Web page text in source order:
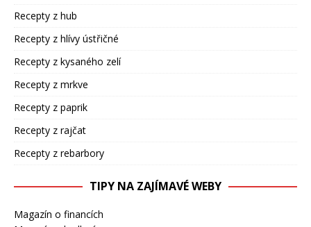
Recepty z hub
Recepty z hlívy ústřičné
Recepty z kysaného zelí
Recepty z mrkve
Recepty z paprik
Recepty z rajčat
Recepty z rebarbory
TIPY NA ZAJÍMAVÉ WEBY
Magazín o financích